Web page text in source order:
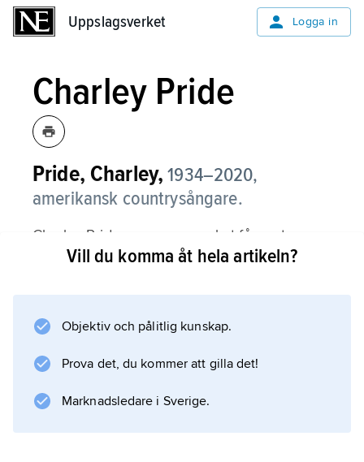
Uppslagsverket Logga in
Charley Pride
Pride, Charley, 1934–2020,
amerikansk countrysångare.
Charley Pride var en av mycket få svarta
artister som lyckades uppnå stjärnstatus inom
70-talen. Han skivdebuterade med singeln
debuterade året därpå på Grand Ole Opry i
Vill du komma åt hela artikeln?
Objektiv och pålitlig kunskap.
Prova det, du kommer att gilla det!
Marknadsledare i Sverige.